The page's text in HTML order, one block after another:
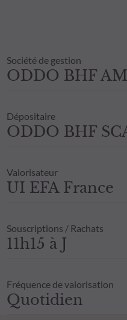
Société de gestion
ODDO BHF
Dépositaire
ODDO BHF
Valorisateur
UI EFA France
Souscriptions / Rachats
11h15 à J
Fréquence de valorisation
Quotidien